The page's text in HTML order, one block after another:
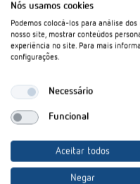
Sensor de
saliente digital
Nós usamos cookies
Podemos colocá-los para análise
nosso site, mostrar conteúdos
experiência no site. Para mais
configurações.
Necessário
Funcional
Aceitar todos
Negar